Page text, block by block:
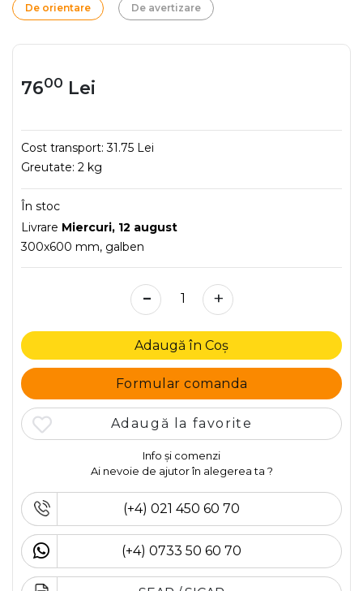
De orientare De avertizare
7600 Lei
Cost transport:31.75 Lei
Greutate: 2 kg
În stoc
Livrare Miercuri, 12 august
300x600 mm, galben
- +
Adaugă în Coș
Formular comanda
Adaugă la favorite
Info și comenzi
Ai nevoie de ajutor în alegerea ta ?
(+4) 021 450 60 70
(+4) 0733 50 60 70